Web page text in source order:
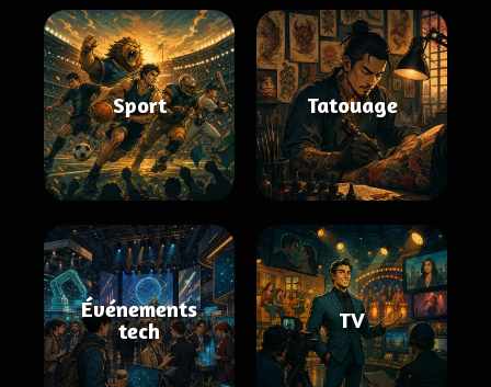
Sport Tatouage
Événements
tech
TV